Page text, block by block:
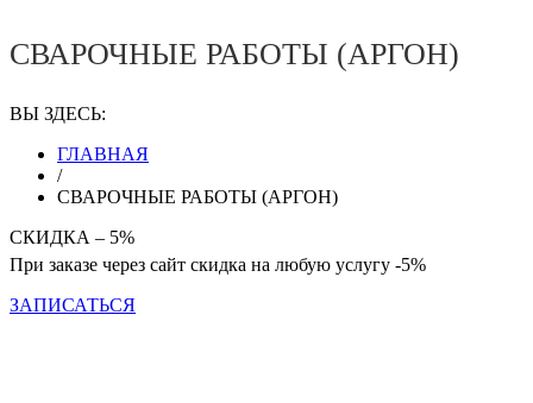
СВАРОЧНЫЕ РАБОТЫ (АРГОН)
ВЫ ЗДЕСЬ:
ГЛАВНАЯ
/
СВАРОЧНЫЕ РАБОТЫ (АРГОН)
СКИДКА – 5%
При заказе через сайт скидка на любую услугу -5%
ЗАПИСАТЬСЯ